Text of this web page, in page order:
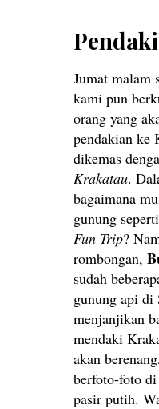
Jumat malam
kami pun
orang yang
pendakian ke
dikemas
Krakatau.
bagaimana
gunung
Fun Trip?
rombongan,
sudah
gunung api di
menjanjikan
mendaki
akan
berfoto-foto
pasir putih.